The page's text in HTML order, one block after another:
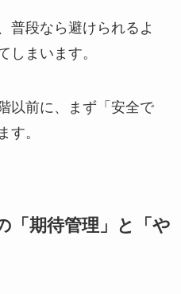
普段なら避けられるよ
しまいます。
以前に、まず「安全で
す。
「期待管理」と「や